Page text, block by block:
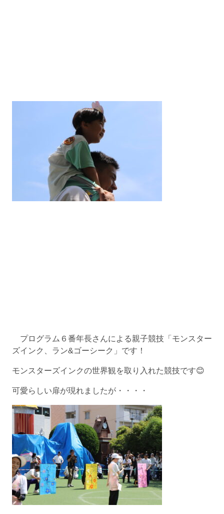
プログラム６番年長さんによる親子競技「モンスター
ズインク、ラン&ゴーシーク」です！
モンスターズインクの世界観を取り入れた競技です😊
可愛らしい扉が現れましたが・・・・